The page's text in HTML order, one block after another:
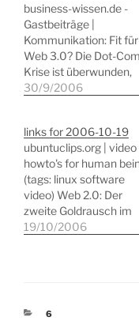
business-wissen.de -
Gastbeiträge |
Kommunikation: Fit für
Web 3.0? Die Dot-
Krise ist überwunden,
Internet und IuK-
Ära bietet Platz für
Visionen und
Innovationen.
Unternehmen arbeiten
der Welt von morgen,
schon bald durch neue
interaktive Techniken
30/9/2006
links for 2006-10-19
ubuntuclips.org | video
howto's for human
(tags: linux software
video) Web 2.0: Der
zweite Goldrausch im
Internet Konzerne
ohnegleichen machen.
19/10/2006
KATEGORIEN
6